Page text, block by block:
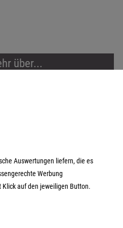
über...
Auswertungen liefern, die es
Werbung
auf den jeweiligen Button.